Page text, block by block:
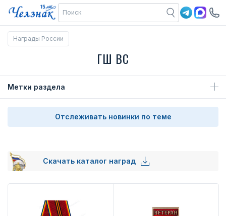
Награды России
ГШ ВС
Метки раздела
Отслеживать новинки по теме
Скачать каталог наград